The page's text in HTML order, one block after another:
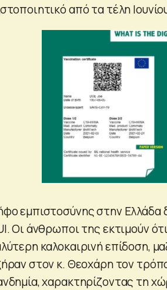
από τα τέλη
εμπιστοσύνης στην Ελλάδα
Οι άνθρωποι της εκτιμούν
καλοκαιρινή επίδοση,
στον κ. Θεοχάρη τον
χαρακτηρίζοντας τη